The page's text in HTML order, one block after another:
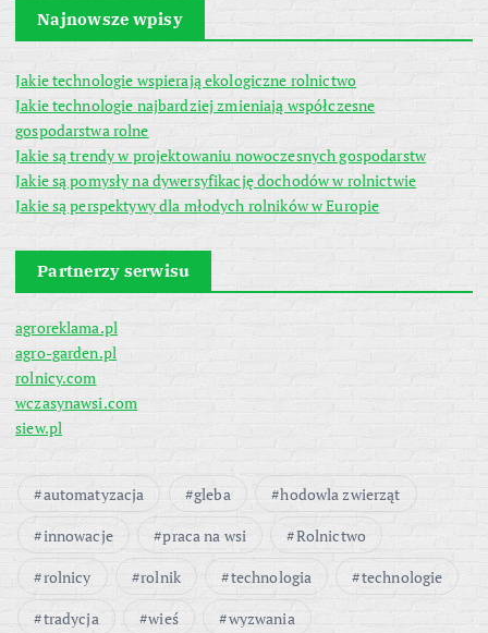
Najnowsze wpisy
Jakie technologie wspierają ekologiczne rolnictwo
Jakie technologie najbardziej zmieniają współczesne
gospodarstwa rolne
Jakie są trendy w projektowaniu nowoczesnych gospodarstw
Jakie są pomysły na dywersyfikację dochodów w rolnictwie
Jakie są perspektywy dla młodych rolników w Europie
Partnerzy serwisu
agroreklama.pl
agro-garden.pl
rolnicy.com
wczasynawsi.com
siew.pl
automatyzacja gleba
hodowla zwierząt
innowacje
praca na wsi
Rolnictwo
rolnicy
rolnik technologia
technologie
tradycja
wieś
wyzwania